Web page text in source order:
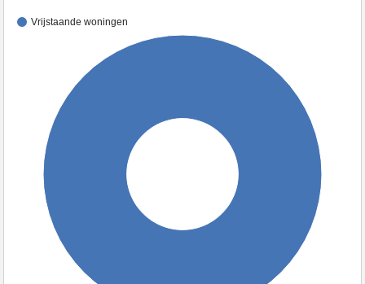
Vrijstaande woningen